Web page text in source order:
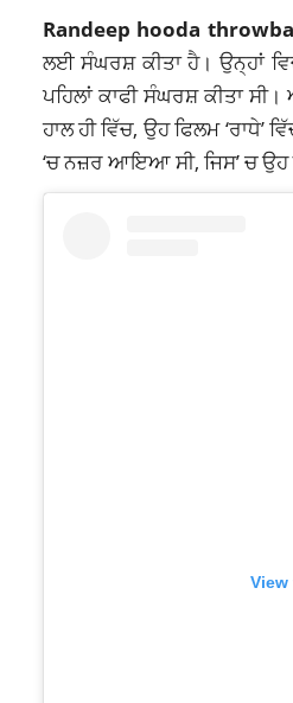
Randeep hooda
ਲਈ ਸੰਘਰਸ਼ ਕੀਤਾ ਹੈ। ਉਨ੍ਹਾਂ
ਪਹਿਲਾਂ ਕਾਫੀ ਸੰਘਰਸ਼ ਕੀਤਾ
ਹਾਲ ਹੀ ਵਿੱਚ, ਉਹ ਫਿਲਮ ‘ਰਾਧੇ’
‘ਚ ਨਜ਼ਰ ਆਇਆ ਸੀ, ਜਿਸ’ ਚ ਉਹ